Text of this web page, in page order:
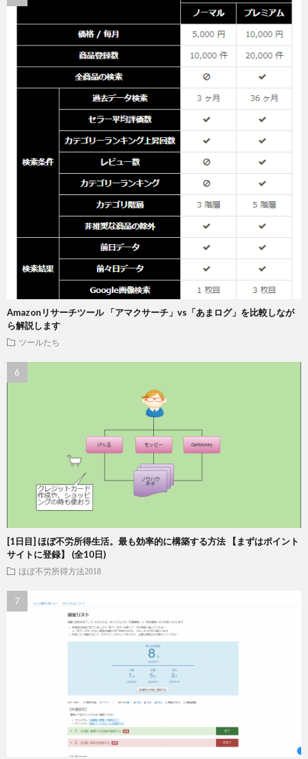
Amazonリサーチツール 「アマクサーチ」vs「あまログ」を比較しなが
ら解説します
ツールたち
[1日目] ほぼ不労所得生活。最も効率的に構築する方法 【まずはポイント
サイトに登録】 (全10日)
ほぼ不労所得方法2018